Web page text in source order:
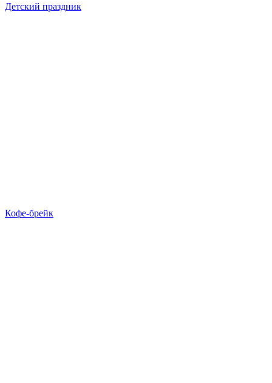
Детский праздник
Кофе-брейк